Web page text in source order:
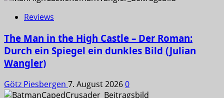
Reviews
The Man in the High Castle – Der Roman:
Durch ein Spiegel ein dunkles Bild (Julian
Wangler)
Götz Piesbergen 7. August 20260